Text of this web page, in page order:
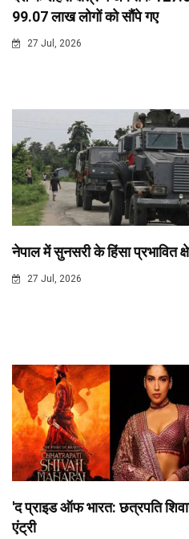
99.07 लाख लोगों को सौंपे गए
27 Jul, 2026
नेपाल में सुनसरी के हिंसा प्रभावित
27 Jul, 2026
'द प्राइड ऑफ भारत: छत्रपति
एंट्री